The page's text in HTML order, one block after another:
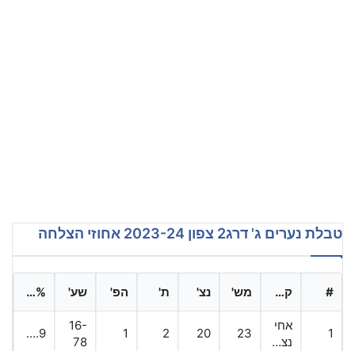
טבלת נערים ג' דרג2 צפון 2023-24 אחוזי הצלחה
# קבוצה מש' נצ' ת' הפ' שע' %הצלחה
1
אחי
נצרת
23
20
2
1
16-
78
89.9